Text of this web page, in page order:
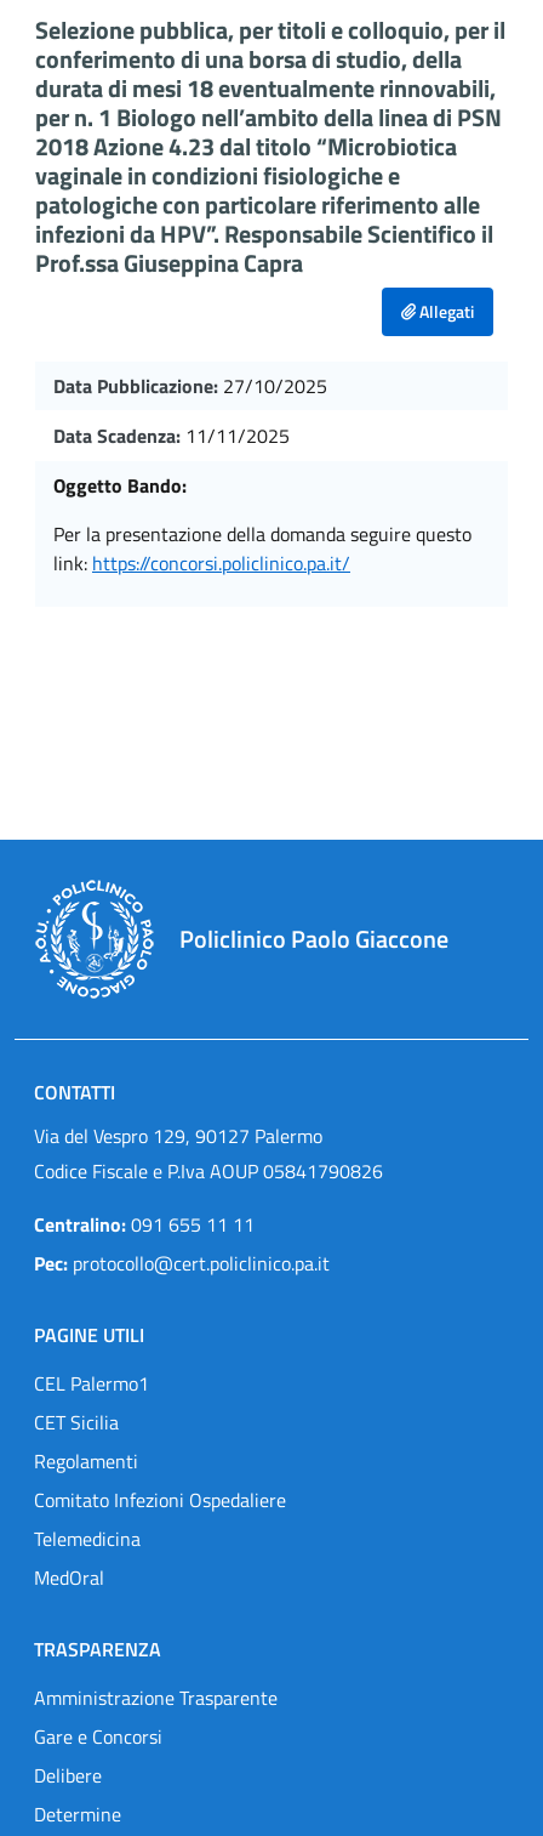
Selezione pubblica, per titoli e colloquio, per il
conferimento di una borsa di studio, della
durata di mesi 18 eventualmente rinnovabili,
per n. 1 Biologo nell’ambito della linea di PSN
2018 Azione 4.23 dal titolo “Microbiotica
vaginale in condizioni fisiologiche e
patologiche con particolare riferimento alle
infezioni da HPV”. Responsabile Scientifico il
Prof.ssa Giuseppina Capra
Allegati
Data Pubblicazione: 27/10/2025
Data Scadenza: 11/11/2025
Oggetto Bando:
per la presentazione della domanda seguire questo
link: https://concorsi.policlinico.pa.it/
Policlinico Paolo Giaccone
CONTATTI
Via del Vespro 129, 90127 Palermo
Codice Fiscale e P.Iva AOUP 05841790826
Centralino:091 655 11 11
Pec: protocollo@cert.policlinico.pa.it
PAGINE UTILI
CEL Palermo1
CET Sicilia
Regolamenti
Comitato Infezioni Ospedaliere
Telemedicina
MedOral
TRASPARENZA
Amministrazione Trasparente
Gare e Concorsi
Delibere
Determine